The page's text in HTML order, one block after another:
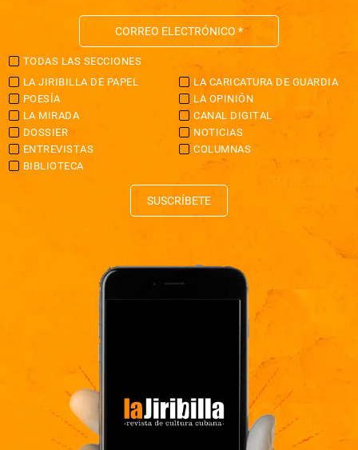
TODAS LAS SECCIONES
LA JIRIBILLA DE PAPEL
LA CARICATURA DE GUARDIA
POESÍA
LA OPINIÓN
LA MIRADA
CANAL DIGITAL
DOSSIER
NOTICIAS
ENTREVISTAS
COLUMNAS
BIBLIOTECA
SUSCRÍBETE